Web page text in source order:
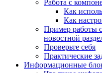
Работа с
Как
Как
Пример работы
новостной
Проверьте себя
Практические
Информационные